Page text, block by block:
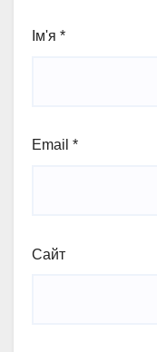
Ім'я *
Email *
Сайт